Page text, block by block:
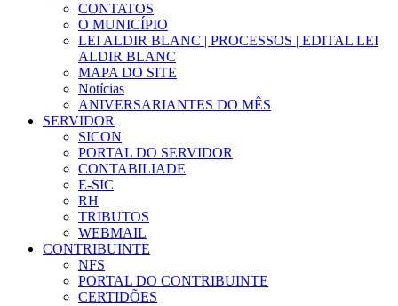
CONTATOS
O MUNICÍPIO
LEI ALDIR BLANC | PROCESSOS | EDITAL LEI
ALDIR BLANC
MAPA DO SITE
Notícias
ANIVERSARIANTES DO MÊS
SERVIDOR
SICON
PORTAL DO SERVIDOR
CONTABILIADE
E-SIC
RH
TRIBUTOS
WEBMAIL
CONTRIBUINTE
NFS
PORTAL DO CONTRIBUINTE
CERTIDÕES